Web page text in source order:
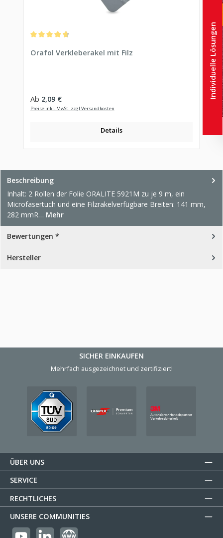
Orafol Verkleberakel mit Filz
Regulärer Preis:
Ab 2,09 €
Preise inkl. MwSt. zzgl Versandkosten
Details
Beschreibung
Inhalt: 2 Rollen der Folie ORALITE 5921M zu je 9 m, ein
Microfasertuch und eine Filzrakelverfügbare Breiten: 141 mm,
282 mmR… Mehr
Bewertungen *
Hersteller
SICHER EINKAUFEN
Mehrfach ausgezeichnet und zertifiziert!
ÜBER UNS
SERVICE
RECHTLICHES
UNSERE COMMUNITIES
Individuelle Lösungen